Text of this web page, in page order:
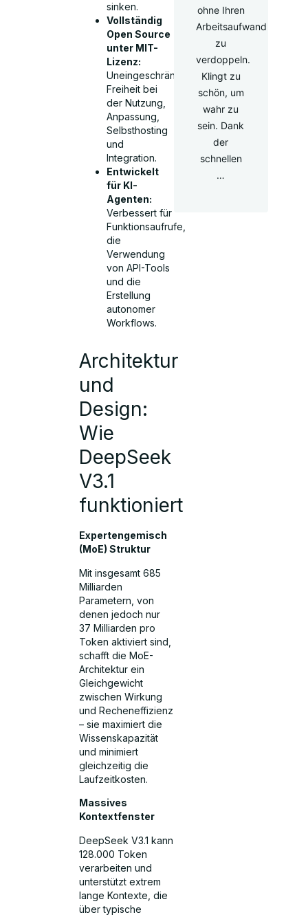
sinken.
Vollständig
Open Source
unter MIT-
Lizenz:
Uneingeschränkte
Freiheit bei
der Nutzung,
Anpassung,
Selbsthosting
und
Integration.
Entwickelt
für KI-
Agenten:
Verbessert für
Funktionsaufrufe,
die
Verwendung
von API-Tools
und die
Erstellung
autonomer
Workflows.
Architektur
und
Design:
Wie
DeepSeek
V3.1
funktioniert
Expertengemisch
(MoE) Struktur
Mit insgesamt 685
Milliarden
Parametern, von
denen jedoch nur
37 Milliarden pro
Token aktiviert sind,
schafft die MoE-
Architektur ein
Gleichgewicht
zwischen Wirkung
und Recheneffizienz
– sie maximiert die
Wissenskapazität
und minimiert
gleichzeitig die
Laufzeitkosten.
Massives
Kontextfenster
DeepSeek V3.1 kann
128.000 Token
verarbeiten und
unterstützt extrem
lange Kontexte, die
über typische
ohne Ihren
Arbeitsaufwand
zu
verdoppeln.
Klingt zu
schön, um
wahr zu
sein. Dank
der
schnellen
…